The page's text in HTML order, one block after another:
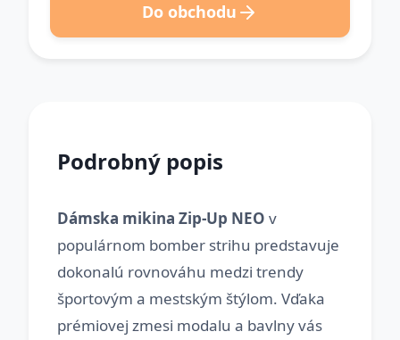
Do obchodu
Podrobný popis
Dámska mikina Zip-Up NEO v
populárnom bomber strihu predstavuje
dokonalú rovnováhu medzi trendy
športovým a mestským štýlom. Vďaka
prémiovej zmesi modalu a bavlny vás